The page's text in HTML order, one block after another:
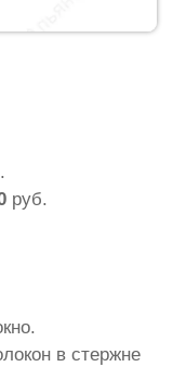
руб.
в стержне